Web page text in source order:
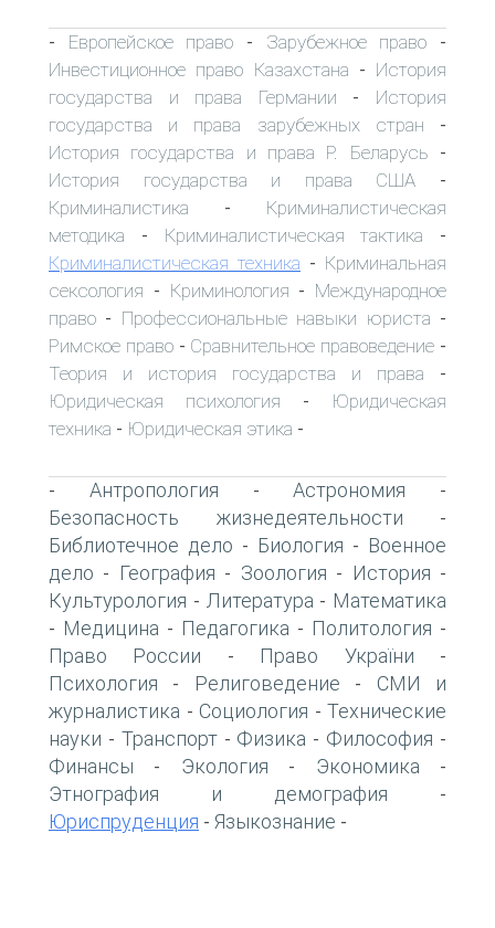
- Европейское право - Зарубежное право -
Инвестиционное право Казахстана - История
государства и права Германии - История
государства и права зарубежных стран -
История государства и права Р. Беларусь -
История государства и права США -
Криминалистика - Криминалистическая
методика - Криминалистическая тактика -
Криминалистическая техника - Криминальная
сексология - Криминология - Международное
право - Профессиональные навыки юриста -
Римское право- Сравнительное правоведение -
Теория и история государства и права -
Юридическая психология -
Юридическая
техника - Юридическая этика -
- Антропология -Астрономия -
Безопасность жизнедеятельности -
Библиотечное дело - Биология - Военное
дело - География - Зоология - История -
Культурология - Литература - Математика
- Медицина - Педагогика - Политология -
Право России - Право України -
Психология - Религоведение - СМИ и
журналистика - Социология - Технические
науки - Транспорт- Физика - Философия -
Финансы - Экология - Экономика -
Этнография и демография -
Юриспруденция - Языкознание -